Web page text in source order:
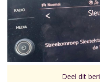
Deel dit